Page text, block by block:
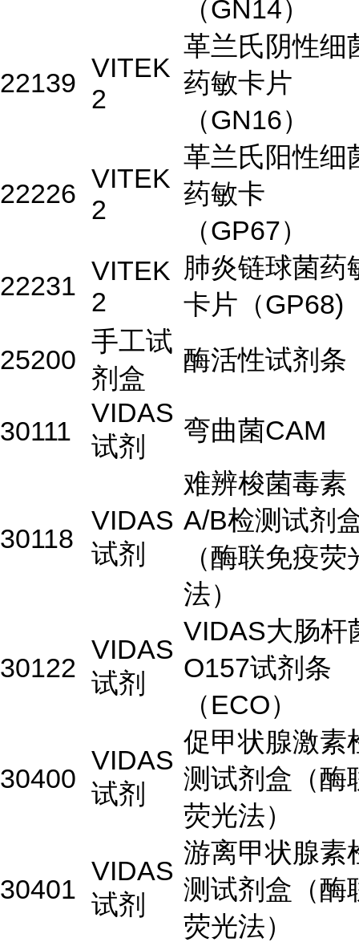
（GN14）
22139 VITEK
2
革兰氏阴性细
药敏卡片
（GN16）
22226 VITEK
2
革兰氏阳性细
药敏卡
（GP67）
22231 VITEK
2
肺炎链球菌药
卡片（GP68)
25200
手工试
剂盒
酶活性试剂条
30111
VIDAS
试剂
弯曲菌CAM
30118
VIDAS
试剂
难辨梭菌毒素
A/B检测试剂
（酶联免疫荧
法）
30122
VIDAS
试剂
VIDAS大肠杆
O157试剂条
（ECO）
30400
VIDAS
试剂
促甲状腺激素
测试剂盒（酶
荧光法）
30401
VIDAS
试剂
游离甲状腺素
测试剂盒（酶
荧光法）